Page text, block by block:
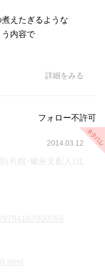
えたぎるような
内容で
詳細をみる
フォロー不許可
2014.03.12
札幌･蠍座支配人)北